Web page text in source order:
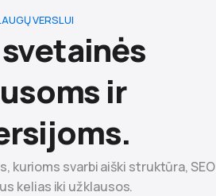
VERSLUI
ir
kurioms svarbi aiški struktūra, SEO
kelias iki užklausos.